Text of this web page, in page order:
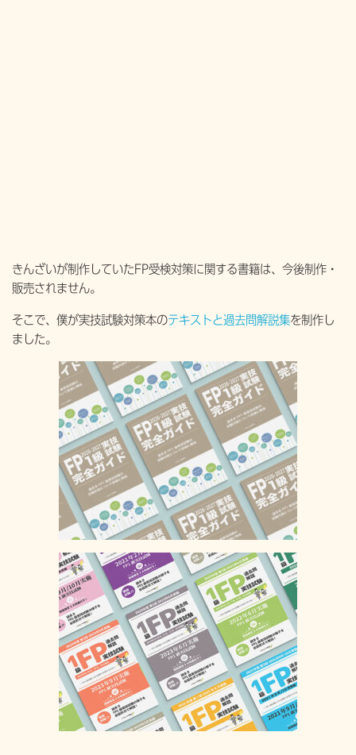
きんざいが制作していたFP受検対策に関する書籍は、今後制作・
販売されません。
そこで、僕が実技試験対策本のテキストと過去問解説集を制作し
ました。